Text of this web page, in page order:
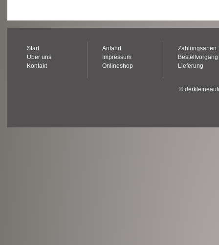
Start
Über uns
Kontakt
Anfahrt
Impressum
Onlineshop
Zahlungsarten
Bestellvorgang
Lieferung
©